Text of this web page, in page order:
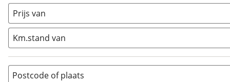
Half-integraal
Integraal (0)
Opzetunit (0
Overig (2)
Vouwwagen
Prijs van
Km.stand van
Postcode of plaats